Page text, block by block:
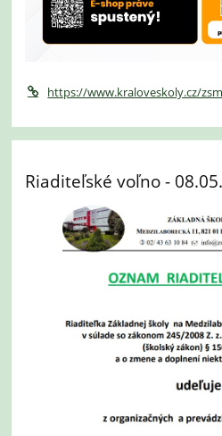
https://www.kraloveskoly.cz/
Riaditeľské voľno -